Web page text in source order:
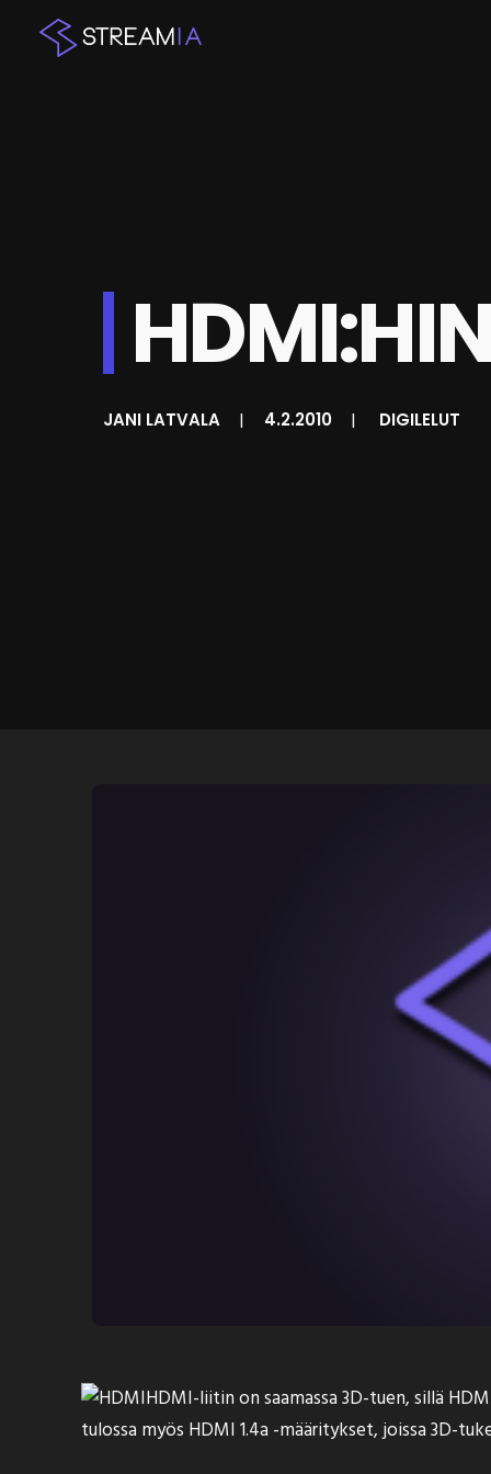
JANI LATVALA | 4.2.2010 | DIGILELUT
HDMI-liitin on saamassa 3D-tuen, sillä
tulossa myös HDMI 1.4a -määritykset, joissa 3D-